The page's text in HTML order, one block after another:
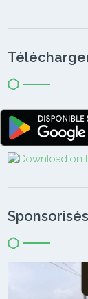
Sponsorisés